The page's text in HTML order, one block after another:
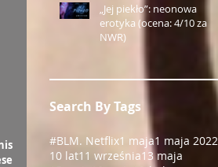
„Jej piekło”: neonowa
erotyka (ocena: 4/10 za
NWR)
Search By Tags
#BLM. Netflix1 maja1 maja 2022
10 lat11 września13 maja